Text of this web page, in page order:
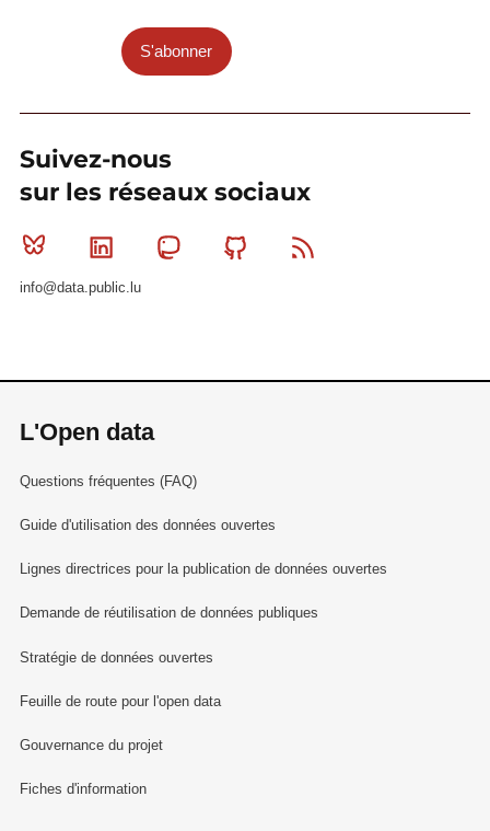
S'abonner
Suivez-nous
sur les réseaux sociaux
Bluesky Linkedin MastodonGithub
info@data.public.lu
L'Open data
Questions fréquentes (FAQ)
Guide d'utilisation des données ouvertes
Lignes directrices pour la publication de données ouvertes
Demande de réutilisation de données publiques
Stratégie de données ouvertes
Feuille de route pour l'open data
Gouvernance du projet
Fiches d'information